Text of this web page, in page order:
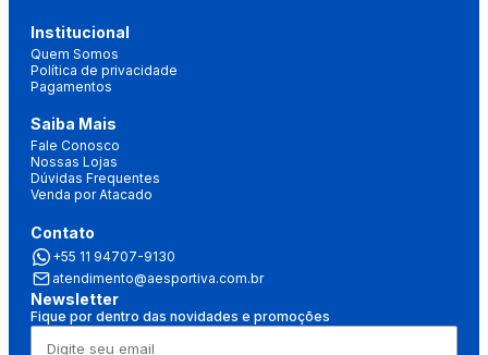
Institucional
Quem Somos
Política de privacidade
Pagamentos
Saiba Mais
Fale Conosco
Nossas Lojas
Dúvidas Frequentes
Venda por Atacado
Contato
+55 11 94707-9130
atendimento@aesportiva.com.br
Newsletter
Fique por dentro das novidades e promoções